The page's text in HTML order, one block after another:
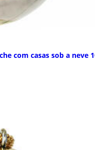
com casas sob a neve